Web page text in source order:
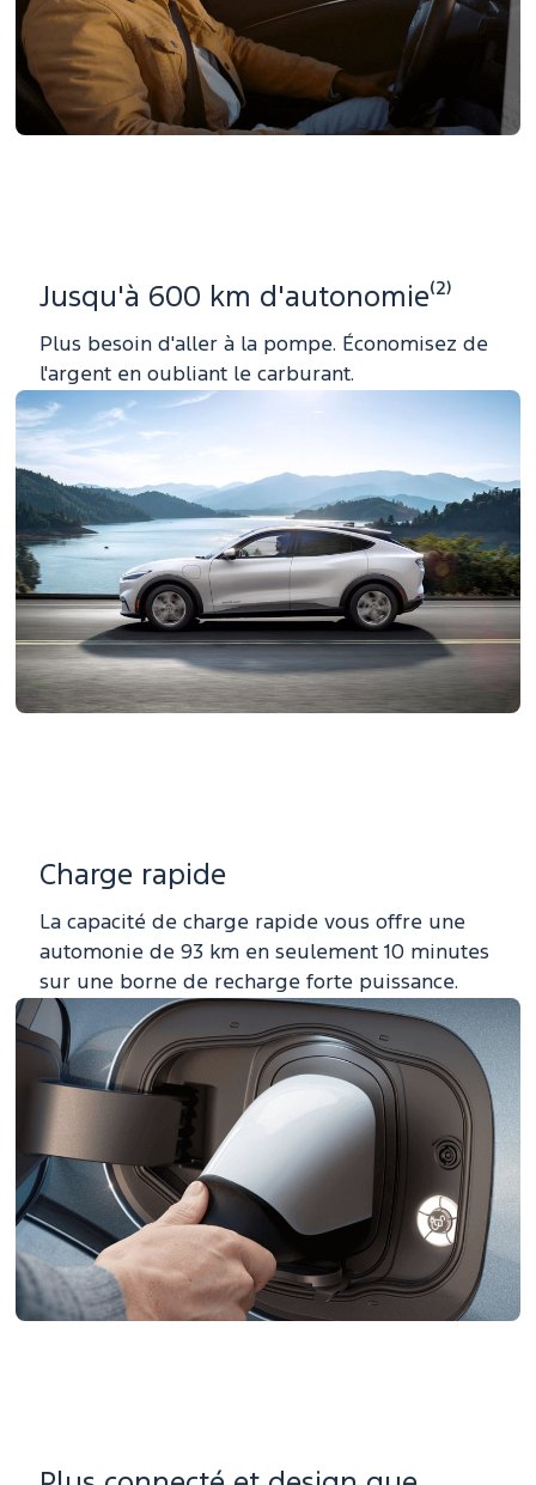
Jusqu'à 600 km d'autonomie⁽²⁾
Plus besoin d'aller à la pompe. Économisez de
l'argent en oubliant le carburant.
Charge rapide
La capacité de charge rapide vous offre une
automonie de 93 km en seulement 10 minutes
sur une borne de recharge forte puissance.